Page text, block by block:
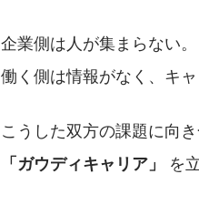
企業側は人が集まらない。
働く側は情報がなく、キャ
「ガウディキャリア」
を